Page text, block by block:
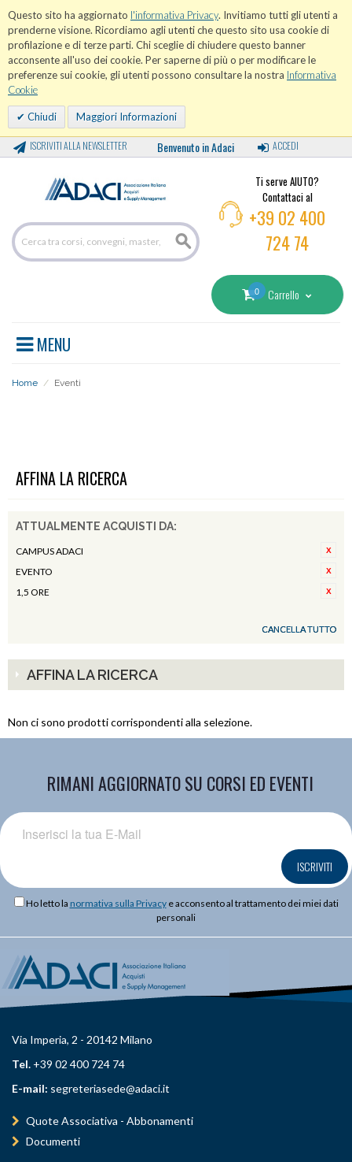
Questo sito ha aggiornato l'informativa Privacy. Invitiamo tutti gli utenti a
prenderne visione. Ricordiamo agli utenti che questo sito usa cookie di
profilazione e di terze parti. Chi sceglie di chiudere questo banner
acconsente all'uso dei cookie. Per saperne di più o per modificare le
preferenze sui cookie, gli utenti possono consultare la nostra Informativa
Cookie
Chiudi Maggiori Informazioni
ISCRIVITI ALLA NEWSLETTER Benvenuto in Adaci ACCEDI
Ti serve AIUTO?
Contattaci al
+39 02 400
724 74
0 Carrello
MENU
Home / Eventi
AFFINA LA RICERCA
ATTUALMENTE ACQUISTI DA:
CAMPUS ADACI
EVENTO
1,5 ORE
CANCELLA TUTTO
AFFINA LA RICERCA
Non ci sono prodotti corrispondenti alla selezione.
RIMANI AGGIORNATO SU CORSI ED EVENTI
ISCRIVITI
Ho letto la normativa sulla Privacye acconsento al trattamento dei miei dati
personali
Via Imperia, 2 - 20142 Milano
Tel. +39 02 400 724 74
E-mail: segreteriasede@adaci.it
Quote Associativa - Abbonamenti
Documenti